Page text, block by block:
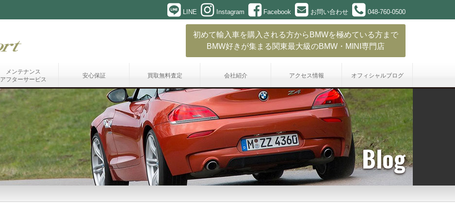
LINE Instagram Facebook お問い合わせ 048-760-0500
初めて輸入車を購入される方からBMWを極めている方まで
BMW好きが集まる関東最大級のBMW・MINI専門店
メンテナンス
アフターサービス
安心保証 買取無料査定 会社紹介 アクセス情報 オフィシャルブログ
Blog